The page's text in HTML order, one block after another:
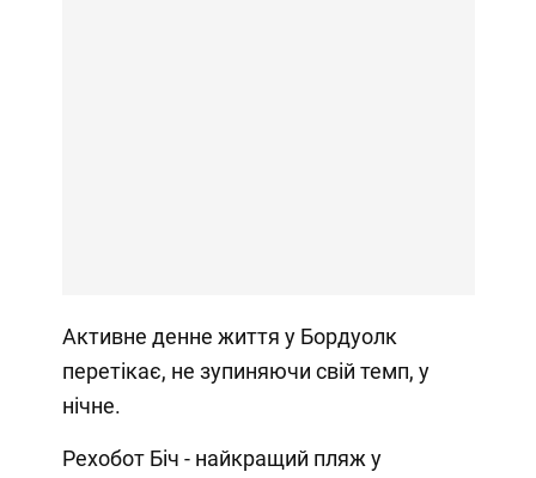
Активне денне життя у Бордуолк
перетікає, не зупиняючи свій темп, у
нічне.
Рехобот Біч - найкращий пляж у